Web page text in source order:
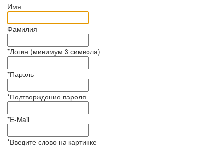
Имя
Фамилия
*Логин (минимум 3 символа)
*Пароль
*Подтверждение пароля
*E-Mail
*Введите слово на картинке